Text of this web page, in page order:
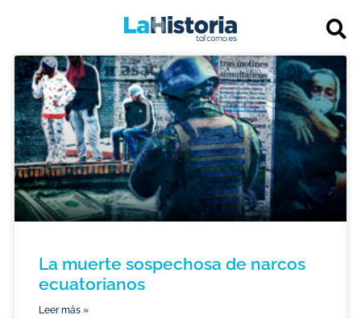
La muerte sospechosa de narcos
ecuatorianos
Leer más »